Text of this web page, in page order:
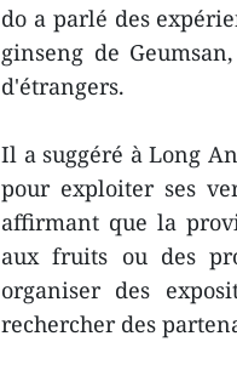
do a parlé des
ginseng de
d'étrangers.
Il a suggéré à Long
pour exploiter ses
affirmant que la
aux fruits ou des
organiser des
rechercher des